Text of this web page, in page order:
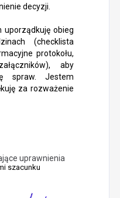
decyzji.
uporządkuję obieg
(checklista
protokołu,
aby
spraw. Jestem
za rozważenie
uprawnienia
szacunku